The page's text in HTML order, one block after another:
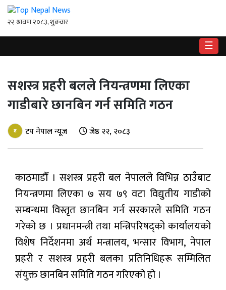
☰
गृहपृष्ठ
राष्ट्रिय
राजनीति
अर्थ
विश्व
अन्तर्वाता
मनोरन्जन
प्रबास
सशस्त्र प्रहरी बलले नियन्त्रणमा लिएका
गाडीबारे छानबिन गर्न समिति गठन
टप नेपाल न्यूज जेष्ठ २२, २०८३
काठमाडौँ । सशस्त्र प्रहरी बल नेपालले विभिन्न ठाउँबाट
नियन्त्रणमा लिएका ७ सय ७९ वटा विद्युतीय गाडीको
सम्बन्धमा विस्तृत छानबिन गर्न सरकारले समिति गठन
गरेको छ । प्रधानमन्त्री तथा मन्त्रिपरिषद्को कार्यालयको
विशेष निर्देशनमा अर्थ मन्त्रालय, भन्सार विभाग, नेपाल
प्रहरी र सशस्त्र प्रहरी बलका प्रतिनिधिहरू सम्मिलित
संयुक्त छानबिन समिति गठन गरिएको हो ।